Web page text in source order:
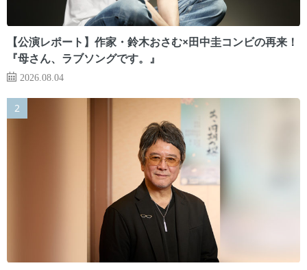
【公演レポート】作家・鈴木おさむ×田中圭コンビの再来！
『母さん、ラブソングです。』
2026.08.04